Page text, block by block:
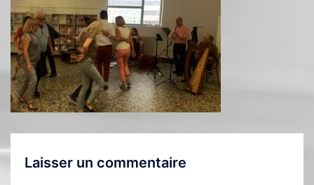
Laisser un commentaire